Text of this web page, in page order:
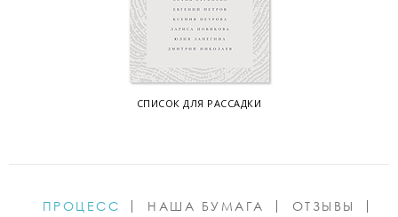
СПИСОК ДЛЯ РАССАДКИ
ПРОЦЕСС НАША БУМАГА
ОТЗЫВЫ